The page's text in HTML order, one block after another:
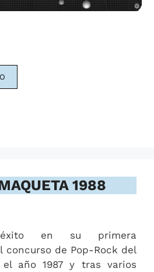
1988
en su primera
concurso de Pop-Rock del
el año 1987 y tras varios